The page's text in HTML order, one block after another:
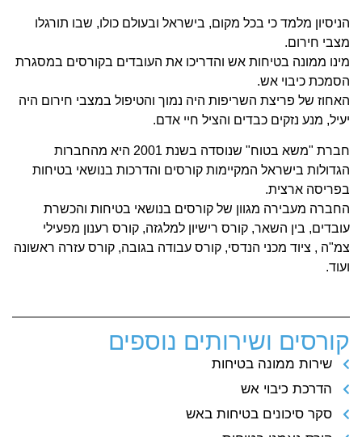
הניסיון מלמד כי בכל מקום, בישראל ובעולם כולו, שבו תורגלו
מצבי חירום.
מינו ממונה בטיחות אש והדריכו את העובדים בקורסים במסגרת
הסמכת כיבוי אש.
האחוז של פריצת השריפות היה נמוך והטיפול במצבי חירום היה
יעיל, מנע נזקים כבדים והציל חיי אדם.
חברת "משא בטוח" שנוסדה בשנת 2001 היא מהחברות
הגדולות בישראל המקיימות קורסים והדרכות בנושאי בטיחות
בפריסה ארצית.
החברה מעבירה מגוון של קורסים בנושאי בטיחות והכשרת
עובדים, בין השאר, קורס רישיון למלגזה, קורס רענון מפעילי
צמ"ה , ציוד מכני הנדסי, קורס עבודה בגובה, קורס עזרה ראשונה
ועוד.
קורסים ושירותים נוספים
שירות ממונה בטיחות
הדרכת כיבוי אש
סקר סיכונים בטיחות באש